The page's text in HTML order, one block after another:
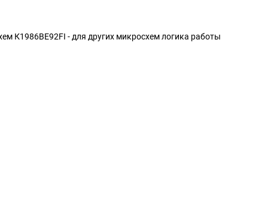
К1986ВЕ92FI - для других микросхем логика работы